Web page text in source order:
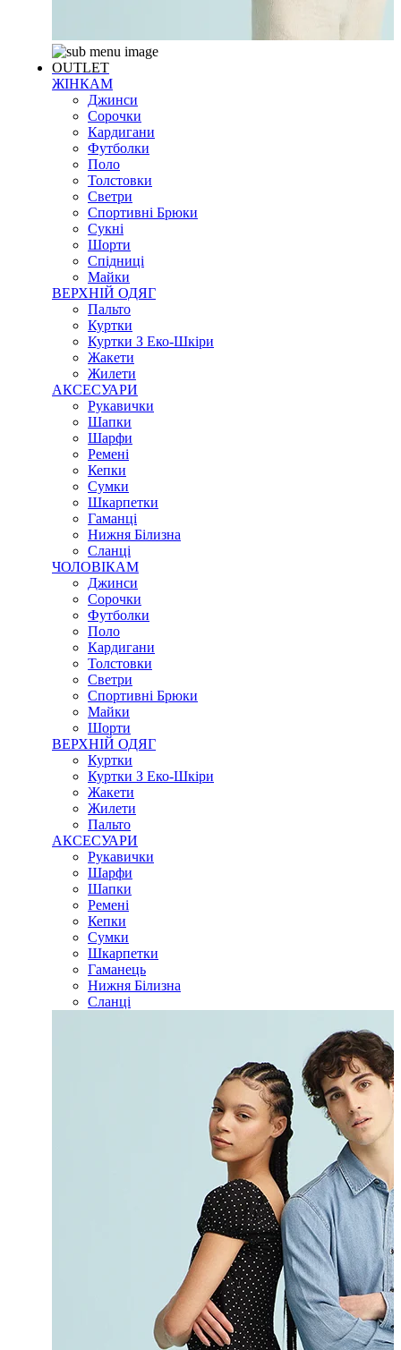
OUTLET
ЖІНКАМ
Джинси
Сорочки
Кардигани
Футболки
Поло
Толстовки
Светри
Спортивні Брюки
Сукні
Шорти
Спідниці
Майки
ВЕРХНІЙ ОДЯГ
Пальто
Куртки
Куртки З Еко-Шкіри
Жакети
Жилети
АКСЕСУАРИ
Рукавички
Шапки
Шарфи
Ремені
Кепки
Сумки
Шкарпетки
Гаманці
Нижня Білизна
Сланці
ЧОЛОВІКАМ
Джинси
Сорочки
Футболки
Поло
Кардигани
Толстовки
Светри
Спортивні Брюки
Майки
Шорти
ВЕРХНІЙ ОДЯГ
Куртки
Куртки З Еко-Шкіри
Жакети
Жилети
Пальто
АКСЕСУАРИ
Рукавички
Шарфи
Шапки
Ремені
Кепки
Сумки
Шкарпетки
Гаманець
Нижня Білизна
Сланці